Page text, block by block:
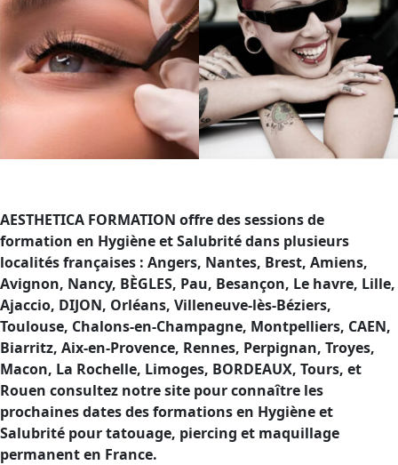
AESTHETICA FORMATION offre des sessions de
formation en Hygiène et Salubrité dans plusieurs
localités françaises : Angers, Nantes, Brest, Amiens,
Avignon, Nancy, BÈGLES, Pau, Besançon, Le havre, Lille,
Ajaccio, DIJON, Orléans, Villeneuve-lès-Béziers,
Toulouse, Chalons-en-Champagne, Montpelliers, CAEN,
Biarritz, Aix-en-Provence, Rennes, Perpignan, Troyes,
Macon, La Rochelle, Limoges, BORDEAUX, Tours, et
Rouen consultez notre site pour connaître les
prochaines dates des formations en Hygiène et
Salubrité pour tatouage, piercing et maquillage
permanent en France.